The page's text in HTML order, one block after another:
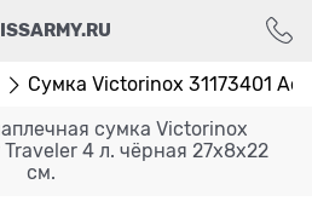
Сумка Victorinox 31173401
сумка Victorinox
4 л. чёрная 27х8х22
см.